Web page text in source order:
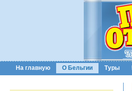
На главную О Бельгии Туры